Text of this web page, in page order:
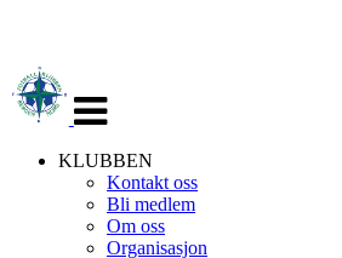
navigasjon
KLUBBEN
Kontakt oss
Bli medlem
Om oss
Organisasjon